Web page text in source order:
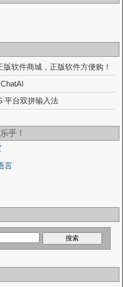
版软件商城，正版软件方便购！
平台双拼输入法
乎！
言